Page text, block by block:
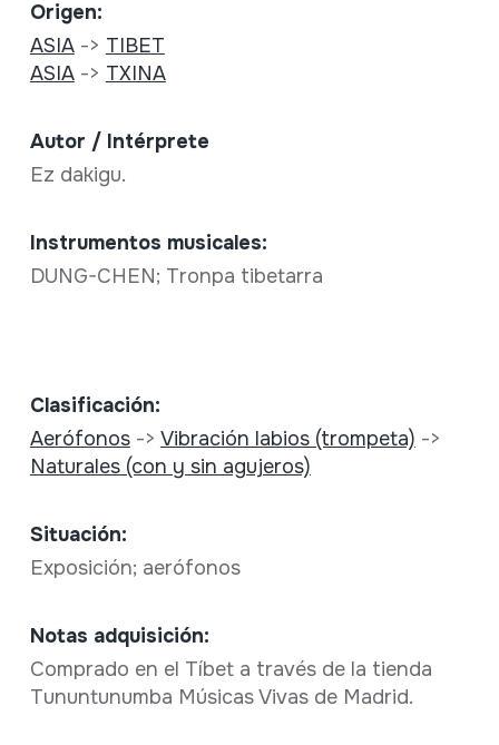
Origen:
ASIA-> TIBET
ASIA-> TXINA
Autor / Intérprete
Ez dakigu.
Instrumentos musicales:
DUNG-CHEN; Tronpa tibetarra
Clasificación:
Aerófonos-> Vibración labios (trompeta) ->
Naturales (con y sin agujeros)
Situación:
Exposición; aerófonos
Notas adquisición:
Comprado en el Tíbet a través de la tienda
Tununtunumba Músicas Vivas de Madrid.